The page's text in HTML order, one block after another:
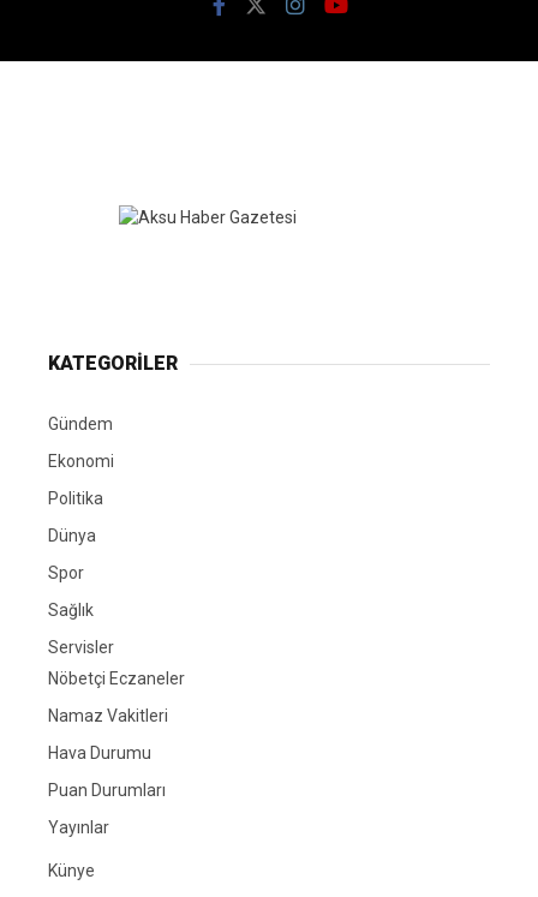
KATEGORİLER
Gündem
Ekonomi
Politika
Dünya
Spor
Sağlık
Servisler
Nöbetçi Eczaneler
Namaz Vakitleri
Hava Durumu
Puan Durumları
Yayınlar
Künye